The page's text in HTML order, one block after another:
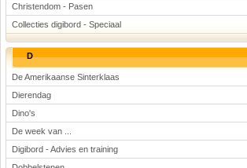
Christendom - Pasen
Collecties digibord - Speciaal
D
De Amerikaanse Sinterklaas
Dierendag
Dino's
De week van ...
Digibord - Advies en training